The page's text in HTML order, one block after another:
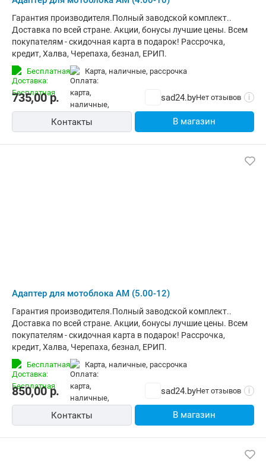
Гарантия производителя.Полный заводской комплект..
Доставка по всей стране. Акции, бонусы лучшие цены. Всем
покупателям - скидочная карта в подарок! Рассрочка,
кредит, Халва, Черепаха, безнал, ЕРИП.
Бесплатная карта, наличные, рассрочка
735,00р. sad24.byНет отзывов i
Контакты В магазин
Адаптер для мотоблока АМ (5.00-12)
Гарантия производителя.Полный заводской комплект..
Доставка по всей стране. Акции, бонусы лучшие цены. Всем
покупателям - скидочная карта в подарок! Рассрочка,
кредит, Халва, Черепаха, безнал, ЕРИП.
Бесплатная карта, наличные, рассрочка
850,00р. sad24.byНет отзывов i
Контакты В магазин